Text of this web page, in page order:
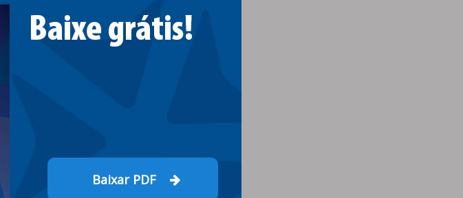
RETAS.
ao término dos 12 meses.
RETAS.
ou 12 meses, o que vencer primeiro.
Baixar PDF